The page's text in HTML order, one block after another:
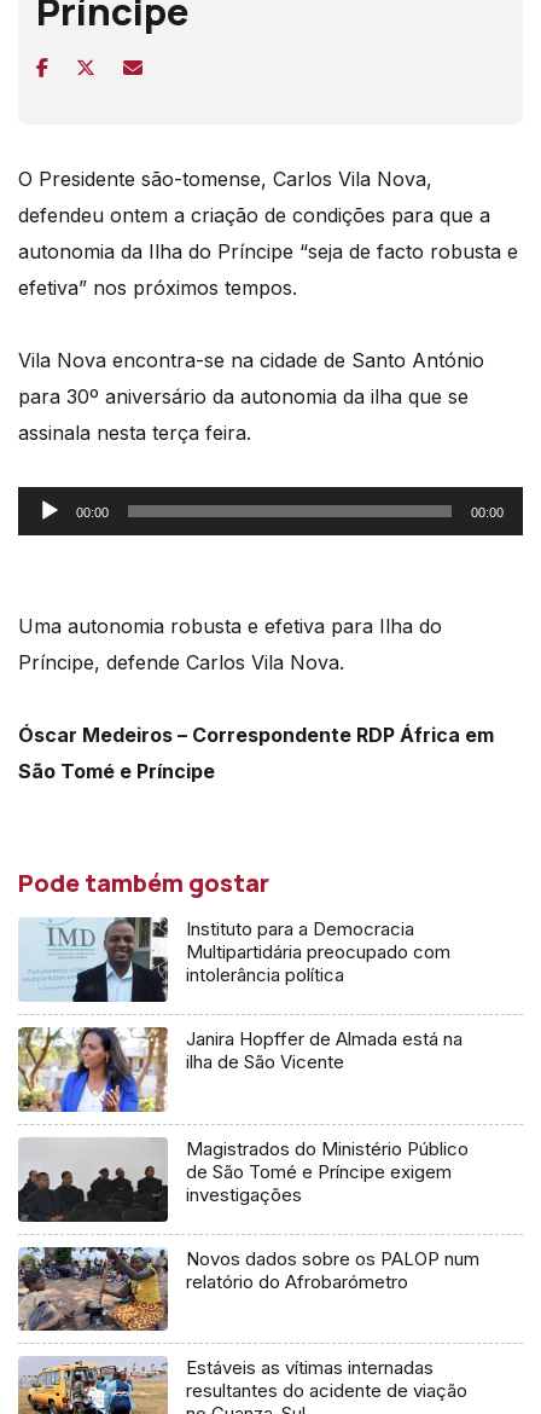
Príncipe
O Presidente são-tomense, Carlos Vila Nova,
defendeu ontem a criação de condições para que a
autonomia da Ilha do Príncipe “seja de facto robusta e
efetiva” nos próximos tempos.
Vila Nova encontra-se na cidade de Santo António
para 30º aniversário da autonomia da ilha que se
assinala nesta terça feira.
Reprodutor
de
00:00 00:00
Uma autonomia robusta e efetiva para Ilha do
Príncipe, defende Carlos Vila Nova.
Óscar Medeiros – Correspondente RDP África em
São Tomé e Príncipe
Pode também gostar
Instituto para a Democracia
Multipartidária preocupado com
intolerância política
Janira Hopffer de Almada está na
ilha de São Vicente
Magistrados do Ministério Público
de São Tomé e Príncipe exigem
investigações
Novos dados sobre os PALOP num
relatório do Afrobarómetro
Estáveis as vítimas internadas
resultantes do acidente de viação